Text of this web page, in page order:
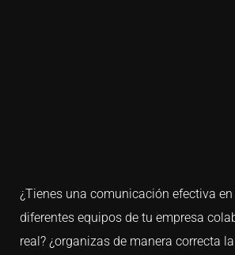
¿Tienes una comunicación efectiva
diferentes equipos de tu empresa
real? ¿organizas de manera correcta